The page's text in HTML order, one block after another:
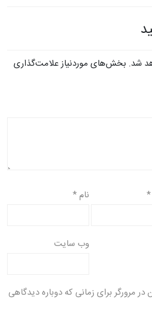
شد. بخش‌های موردنیاز علامت‌گذاری
نام* *
وب‌ سایت
مرورگر برای زمانی که دوباره دیدگاهی